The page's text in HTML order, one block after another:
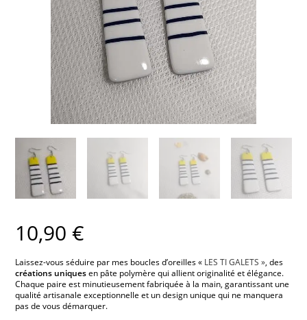
10,90 €
Laissez-vous séduire par mes boucles d’oreilles « LES TI GALETS », des
créations uniquesen pâte polymère qui allient originalité et élégance.
Chaque paire est minutieusement fabriquée à la main, garantissant une
qualité artisanale exceptionnelle et un design unique qui ne manquera
pas de vous démarquer.